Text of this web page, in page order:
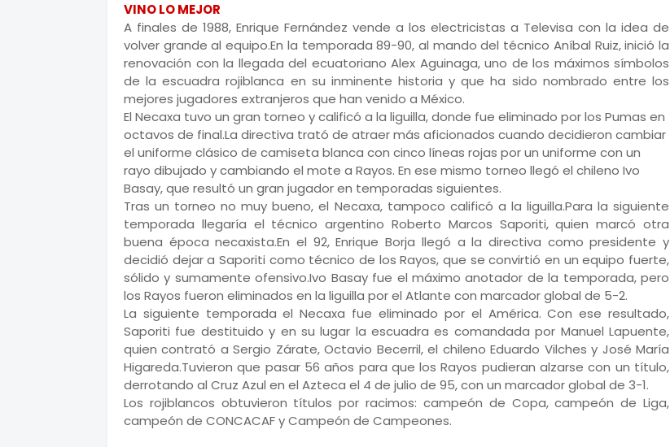
VINO LO MEJOR
A finales de 1988, Enrique Fernández vende a los electricistas a Televisa con la idea de
volver grande al equipo.En la temporada 89-90, al mando del técnico Aníbal Ruiz, inició la
renovación con la llegada del ecuatoriano Alex Aguinaga, uno de los máximos símbolos
de la escuadra rojiblanca en su inminente historia y que ha sido nombrado entre los
mejores jugadores extranjeros que han venido a México.
El Necaxa tuvo un gran torneo y calificó a la liguilla, donde fue eliminado por los Pumas en
octavos de final.La directiva trató de atraer más aficionados cuando decidieron cambiar
el uniforme clásico de camiseta blanca con cinco líneas rojas por un uniforme con un
rayo dibujado y cambiando el mote a Rayos. En ese mismo torneo llegó el chileno Ivo
Basay, que resultó un gran jugador en temporadas siguientes.
Tras un torneo no muy bueno, el Necaxa, tampoco calificó a la liguilla.Para la siguiente
temporada llegaría el técnico argentino Roberto Marcos Saporiti, quien marcó otra
buena época necaxista.En el 92, Enrique Borja llegó a la directiva como presidente y
decidió dejar a Saporiti como técnico de los Rayos, que se convirtió en un equipo fuerte,
sólido y sumamente ofensivo.Ivo Basay fue el máximo anotador de la temporada, pero
los Rayos fueron eliminados en la liguilla por el Atlante con marcador global de 5-2.
La siguiente temporada el Necaxa fue eliminado por el América. Con ese resultado,
Saporiti fue destituido y en su lugar la escuadra es comandada por Manuel Lapuente,
quien contrató a Sergio Zárate, Octavio Becerril, el chileno Eduardo Vilches y José María
Higareda.Tuvieron que pasar 56 años para que los Rayos pudieran alzarse con un título,
derrotando al Cruz Azul en el Azteca el 4 de julio de 95, con un marcador global de 3-1.
Los rojiblancos obtuvieron títulos por racimos: campeón de Copa, campeón de Liga,
campeón de CONCACAF y Campeón de Campeones.